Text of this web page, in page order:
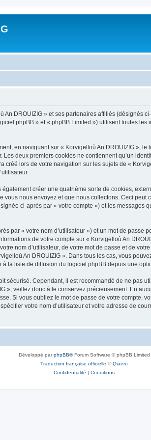
DROUIZIG » et ses partenaires affiliés (désignés
phpBB » et « phpBB Limited ») utilisent toutes
en naviguant sur « Korvigelloù An DROUIZIG »,
deux premiers cookies ne contiennent qu’un
lors de votre navigation sur les sujets de «
créer une quatrième sorte de cookies,
nous envoyez et que nous collectons. Ceci
ci-après par « votre compte ») et les
par « votre nom d’utilisateur ») et un mot de
de votre compte sur « Korvigelloù An
nom d’utilisateur, de votre mot de passe et de
An DROUIZIG ». Dans tous les cas, vous
la liste de diffusion du logiciel phpBB depuis une
sécurisé. Cependant, il est recommandé de ne pas
», veillez donc à le conservez précieusement. En
Si vous oubliez le mot de passe de votre compte,
votre nom d’utilisateur et votre adresse de
Développé parphpBB® Forum Software © phpBB Limited
Traduction française officielle ©Qiaeru
Confidentialité | Conditions